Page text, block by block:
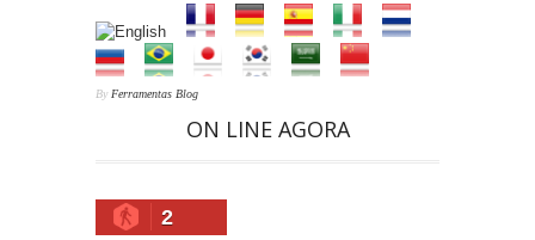
By Ferramentas Blog
ON LINE AGORA
2